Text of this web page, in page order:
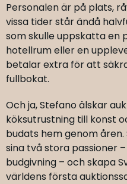
Personalen är på plats,
vissa tider står ändå
som skulle uppskatta en
hotellrum eller en
betalar extra för att
fullbokat.
Och ja, Stefano älskar
köksutrustning till konst
budats hem genom
sina två stora passioner
budgivning – och skapa
världens första